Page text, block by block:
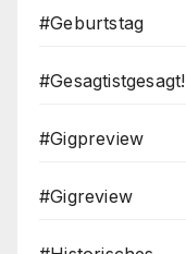
#Geburtstag
#Gesagtistgesagt!
#Gigpreview
#Gigreview